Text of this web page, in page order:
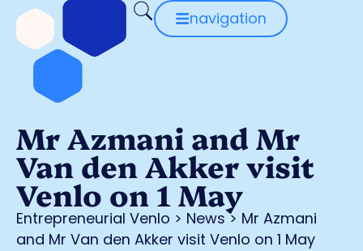
navigation
Mr Azmani and Mr
Van den Akker visit
Venlo on 1 May
Entrepreneurial Venlo > News> Mr Azmani
and Mr Van den Akker visit Venlo on 1 May